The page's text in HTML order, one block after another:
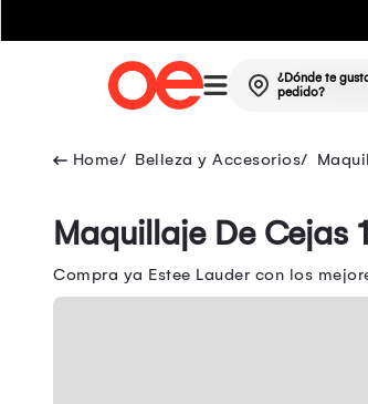
¿Dónde te
pedido?
Belleza y Accesorios
Maquillaje De Cejas
Compra ya Estee Lauder con los